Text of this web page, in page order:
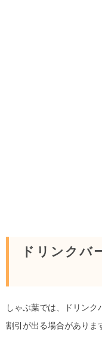
ドリンクバ
しゃぶ葉では、ドリンク
割引が出る場合がありま